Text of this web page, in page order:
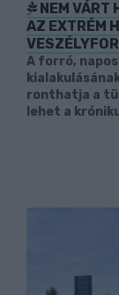
NEM VÁRT
AZ EXTRÉM
A forró,
ronthatja a
lehet a